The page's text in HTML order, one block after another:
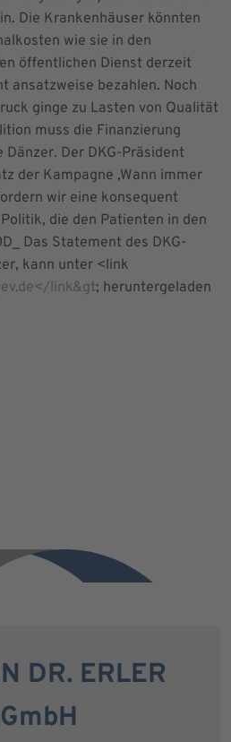
Die Krankenhäuser könnten
wie sie in den
öffentlichen Dienst derzeit
ansatzweise bezahlen. Noch
ginge zu Lasten von Qualität
muss die Finanzierung
Der DKG-Präsident
der Kampagne ‚Wann immer
wir eine konsequent
die den Patienten in den
Das Statement des DKG-
kann unter <link
link&gt; heruntergeladen
DR. ERLER